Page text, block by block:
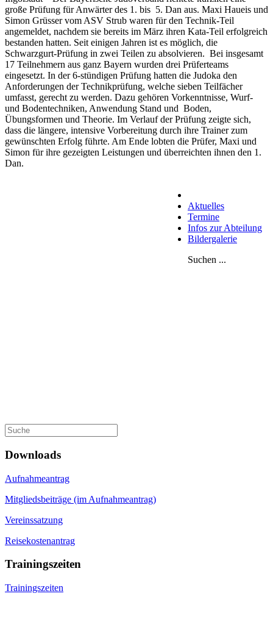
große Prüfung für Anwärter des 1. bis 5. Dan aus. Maxi Haueis und
Simon Grüsser vom ASV Strub waren für den Technik-Teil
angemeldet, nachdem sie bereits im März ihren Kata-Teil erfolgreich
bestanden hatten. Seit einigen Jahren ist es möglich, die
Schwarzgurt-Prüfung in zwei Teilen zu absolvieren. Bei insgesamt
17 Teilnehmern aus ganz Bayern wurden drei Prüferteams
eingesetzt. In der 6-stündigen Prüfung hatten die Judoka den
Anforderungen der Technikprüfung, welche sieben Teilfächer
umfasst, gerecht zu werden. Dazu gehören Vorkenntnisse, Wurf-
und Bodentechniken, Anwendung Stand und Boden,
Übungsformen und Theorie. Im Verlauf der Prüfung zeigte sich,
dass die längere, intensive Vorbereitung durch ihre Trainer zum
gewünschten Erfolg führte. Am Ende lobten die Prüfer, Maxi und
Simon für ihre gezeigten Leistungen und überreichten ihnen den 1.
Dan.
Aktuelles
Termine
Infos zur Abteilung
Bildergalerie
Suchen ...
Downloads
Aufnahmeantrag
Mitgliedsbeiträge (im Aufnahmeantrag)
Vereinssatzung
Reisekostenantrag
Trainingszeiten
Trainingszeiten